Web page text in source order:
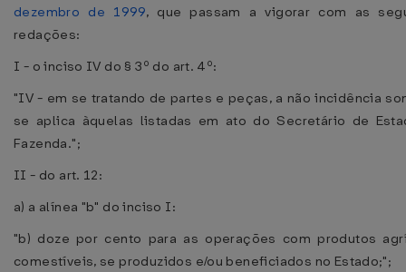
dezembro de 1999, que passam a vigorar com as
redações:
I - o inciso IV do § 3º do art. 4º:
"IV - em se tratando de partes e peças, a não incidência
se aplica àquelas listadas em ato do Secretário de
Fazenda.";
II - do art. 12:
a) a alínea "b" do inciso I:
"b) doze por cento para as operações com produtos
comestíveis, se produzidos e/ou beneficiados no Estado;";